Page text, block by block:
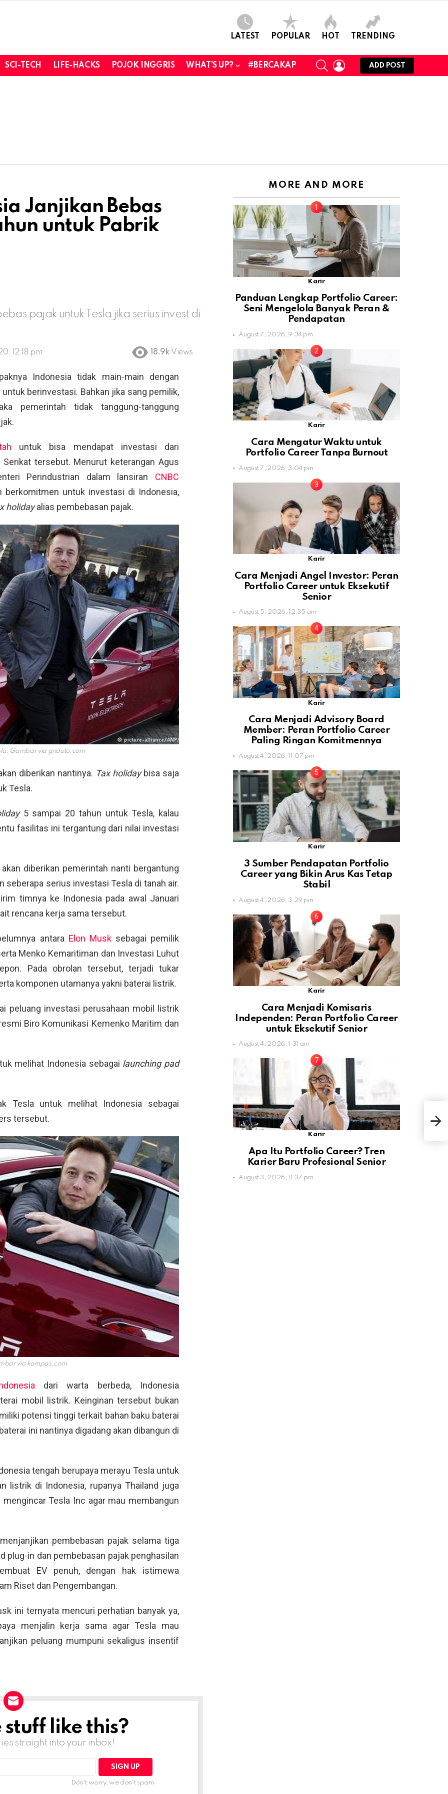
LATEST POPULAR HOT TRENDING
SCI-TECH LIFE-HACKS POJOK INGGRIS WHAT’S UP? #BERCAKAP
SEARCHLOGIN
ADD POST
Janjikan Bebas
untuk Pabrik
pajak untuk Tesla jika serius invest di
12:18 pm 18.9k Views
Indonesia tidak main-main dengan
berinvestasi. Bahkan jika sang pemilik,
pemerintah tidak tanggung-tanggung
untuk bisa mendapat investasi dari
tersebut. Menurut keterangan Agus
Perindustrian dalam lansiran CNBC
berkomitmen untuk investasi di Indonesia,
holidayalias pembebasan pajak.
Gambar via gridoto.com
diberikan nantinya. Tax holidaybisa saja
Tesla.
5 sampai 20 tahun untuk Tesla, kalau
fasilitas ini tergantung dari nilai investasi
diberikan pemerintah nanti bergantung
seberapa serius investasi Tesla di tanah air.
timnya ke Indonesia pada awal Januari
rencana kerja sama tersebut.
antara Elon Musksebagai pemilik
Menko Kemaritiman dan Investasi Luhut
Pada obrolan tersebut, terjadi tukar
komponen utamanya yakni baterai listrik.
peluang investasi perusahaan mobil listrik
Biro Komunikasi Kemenko Maritim dan
melihat Indonesia sebagai launching pad
Tesla untuk melihat Indonesia sebagai
tersebut.
via kompas.com
dari warta berbeda, Indonesia
mobil listrik. Keinginan tersebut bukan
potensi tinggi terkait bahan baku baterai
ini nantinya digadang akan dibangun di
tengah berupaya merayu Tesla untuk
listrik di Indonesia, rupanya Thailand juga
Tesla Inc agar mau membangun
pembebasan pajak selama tiga
plug-in dan pembebasan pajak penghasilan
EV penuh, dengan hak istimewa
Riset dan Pengembangan.
ini ternyata mencuri perhatian banyak ya,
menjalin kerja sama agar Tesla mau
peluang mumpuni sekaligus insentif
like this?
straight into your inbox!
Don't worry, we don't spam
MORE AND MORE
Karir
Panduan Lengkap Portfolio Career:
Seni Mengelola Banyak Peran &
Pendapatan
August 7, 2026, 9:34 pm
Karir
Cara Mengatur Waktu untuk
Portfolio Career Tanpa Burnout
August 7, 2026, 3:04 pm
Karir
Cara Menjadi Angel Investor: Peran
Portfolio Career untuk Eksekutif
Senior
August 5, 2026, 12:35 am
Karir
Cara Menjadi Advisory Board
Member: Peran Portfolio Career
Paling Ringan Komitmennya
August 4, 2026, 11:07 pm
Karir
3 Sumber Pendapatan Portfolio
Career yang Bikin Arus Kas Tetap
Stabil
August 4, 2026, 3:29 pm
Karir
Cara Menjadi Komisaris
Independen: Peran Portfolio Career
untuk Eksekutif Senior
August 4, 2026, 1:31 am
Karir
Apa Itu Portfolio Career? Tren
Karier Baru Profesional Senior
August 3, 2026, 11:37 pm